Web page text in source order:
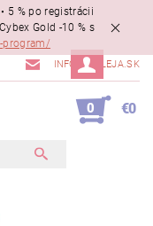
5 % po registrácii
Gold -10 % s
program/
INFO@MALEJA.SK
0 €0